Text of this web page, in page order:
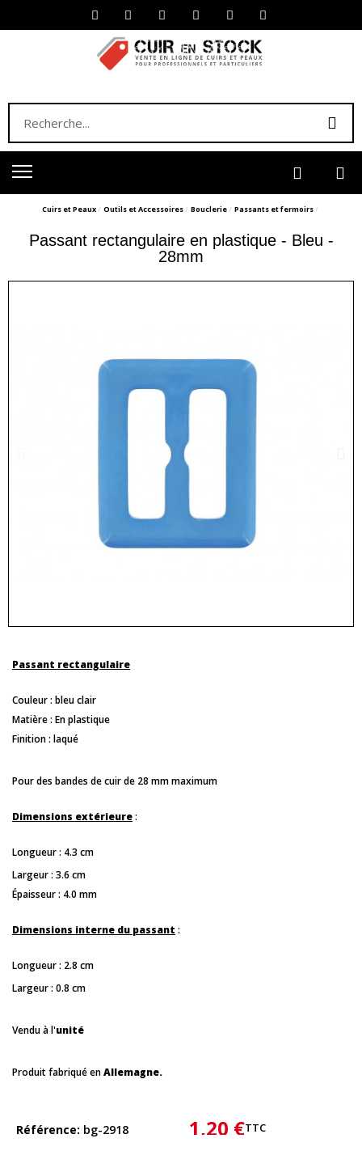
Cuirs et Peaux Outils et Accessoires Bouclerie Passants et fermoirs
Passant rectangulaire en plastique - Bleu -
28mm
Passant rectangulaire
Couleur : bleu clair
Matière : En plastique
Finition : laqué
Pour des bandes de cuir de 28 mm maximum
Dimensions extérieure:
Longueur : 4.3 cm
Largeur : 3.6 cm
Épaisseur : 4.0 mm
Dimensions interne du passant :
Longueur : 2.8 cm
Largeur : 0.8 cm
Vendu à l'unité
Produit fabriqué enAllemagne.
Référence bg-2918 1,20 €TTC